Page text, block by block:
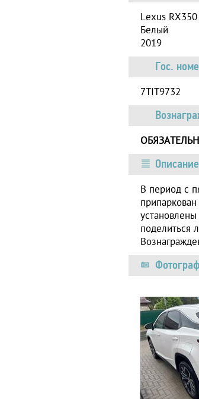
Lexus RX350
Белый
2019
Гос.
7TIT9732
В период с
поделиться